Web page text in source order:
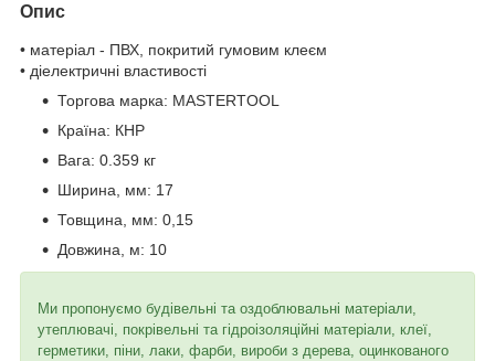
Опис
• матеріал - ПВХ, покритий гумовим клеєм
• діелектричні властивості
Торгова марка: MASTERTOOL
Країна: КНР
Вага: 0.359 кг
Ширина, мм: 17
Товщина, мм: 0,15
Довжина, м: 10
Ми пропонуємо будівельні та оздоблювальні матеріали,
утеплювачі, покрівельні та гідроізоляційні матеріали, клеї,
герметики, піни, лаки, фарби, вироби з дерева, оцинкованого